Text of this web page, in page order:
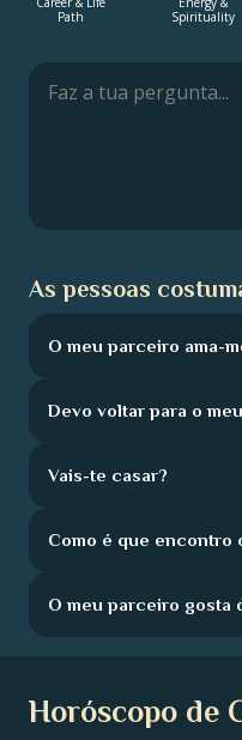
Path
Spirituality
As pessoas
O meu parceiro ama-
Devo voltar para o
Vais-te casar?
Como é que encontro
O meu parceiro gosta
Horóscopo de